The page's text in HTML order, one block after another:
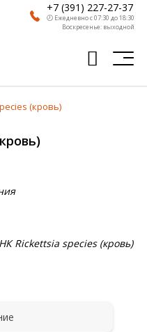
+7 (391) 227-27-37
🕗 Ежедневно с 07:30 до 18:30
Воскресенье: выходной
(кровь)
Rickettsia species (кровь)